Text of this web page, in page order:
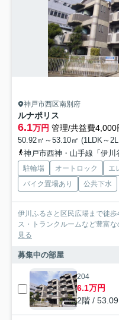
神戸市西区南別府
ルナポリス
6.1万円 管理/共益費4,000
50.92㎡～53.10㎡ (1LDK～
神戸市西神・山手線「伊川
駐輪場 オートロック エ
バイク置場あり
公共下水
伊川ふるさと区民広場まで徒
ス・トランクルームなど豊富
見る
募集中の部屋
204
6.1万円
2階 /